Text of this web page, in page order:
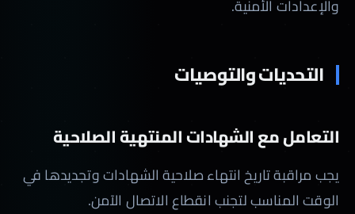
والإعدادات الأمنية.
التحديات والتوصيات
التعامل مع الشهادات المنتهية الصلاحية
يجب مراقبة تاريخ انتهاء صلاحية الشهادات وتجديدها في
الوقت المناسب لتجنب انقطاع الاتصال الآمن.